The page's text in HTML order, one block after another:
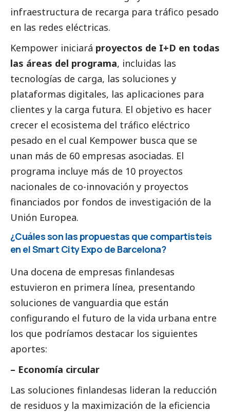
infraestructura de recarga para tráfico pesado
en las redes eléctricas.
Kempower iniciará proyectos de I+D en todas
las áreas del programa, incluidas las
tecnologías de carga, las soluciones y
plataformas digitales, las aplicaciones para
clientes y la carga futura. El objetivo es hacer
crecer el ecosistema del tráfico eléctrico
pesado en el cual Kempower busca que se
unan más de 60 empresas asociadas. El
programa incluye más de 10 proyectos
nacionales de co-innovación y proyectos
financiados por fondos de investigación de la
Unión Europea.
¿Cuáles son las propuestas que compartisteis
en el Smart City Expo de Barcelona?
Una docena de empresas finlandesas
estuvieron en primera línea, presentando
soluciones de vanguardia que están
configurando el futuro de la vida urbana entre
los que podríamos destacar los siguientes
aportes:
– Economía circular
Las soluciones finlandesas lideran la reducción
de residuos y la maximización de la eficiencia